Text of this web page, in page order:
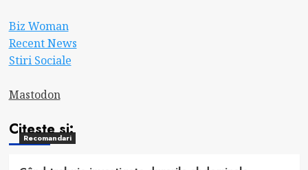
Biz Woman
Recent News
Stiri Sociale
Mastodon
Citeste si:
Recomandari